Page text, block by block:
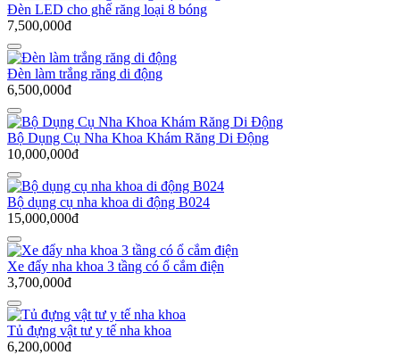
Đèn LED cho ghế răng loại 8 bóng
7,500,000đ
Đèn làm trắng răng di động
6,500,000đ
Bộ Dụng Cụ Nha Khoa Khám Răng Di Động
10,000,000đ
Bộ dụng cụ nha khoa di động B024
15,000,000đ
Xe đẩy nha khoa 3 tầng có ổ cắm điện
3,700,000đ
Tủ đựng vật tư y tế nha khoa
6,200,000đ